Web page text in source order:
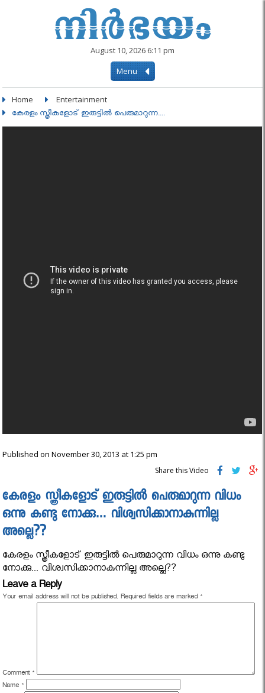
August 10, 2026 6:11 pm
Menu
Home Entertainment
കേരളം സ്ത്രീകളോട് ഇരുട്ടില്‍ പെരുമാറുന്ന....
Published on November 30, 2013 at 1:25 pm
Share this Video
കേരളം സ്ത്രീകളോട് ഇരുട്ടില്‍ പെരുമാറുന്ന വിധം
ഒന്നു കണ്ടു നോക്കു… വിശ്വസിക്കാനാകുന്നില്ല
അല്ലെ??
കേരളം സ്ത്രീകളോട് ഇരുട്ടില്‍ പെരുമാറുന്ന വിധം ഒന്നു കണ്ടു
നോക്കു... വിശ്വസിക്കാനാകുന്നില്ല അല്ലെ??
Leave a Reply
Your email address will not be published. Required fields are marked *
Comment *
Name *